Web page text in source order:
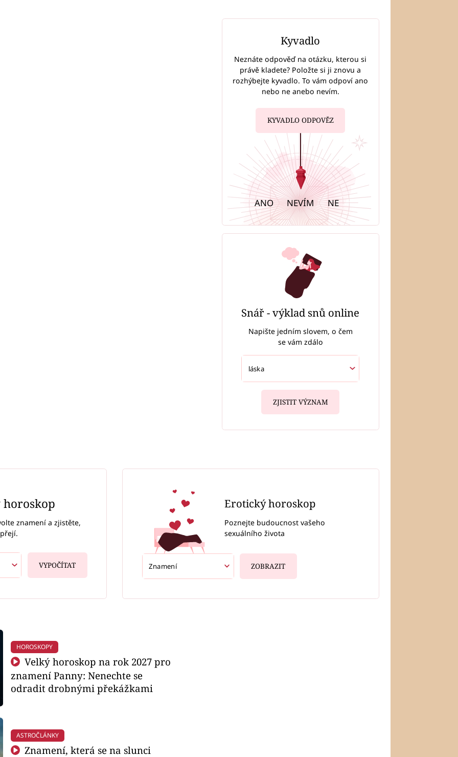
Kyvadlo
Neznáte odpověď na otázku, kterou si
právě kladete? Položte si ji znovu a
rozhýbejte kyvadlo. To vám odpoví ano
nebo ne anebo nevím.
KYVADLO ODPOVĚZ
ANO NEVÍM NE
Snář - výklad snů online
Napište jedním slovem, o čem
se vám zdálo
ZJISTIT VÝZNAM
znamení a zjistěte,
VYPOČÍTAT
Erotický horoskop
Poznejte budoucnost vašeho
sexuálního života
ZOBRAZIT
HOROSKOPY
Velký horoskop na rok 2027 pro
znamení Panny: Nenechte se
odradit drobnými překážkami
ASTROČLÁNKY
Znamení, která se na slunci